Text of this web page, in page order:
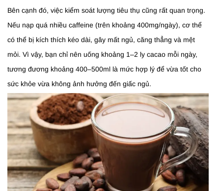
Bên cạnh đó, việc kiểm soát lượng tiêu thụ cũng rất quan trọng.
Nếu nạp quá nhiều caffeine (trên khoảng 400mg/ngày), cơ thể
có thể bị kích thích kéo dài, gây mất ngủ, căng thẳng và mệt
mỏi. Vì vậy, bạn chỉ nên uống khoảng 1–2 ly cacao mỗi ngày,
tương đương khoảng 400–500ml là mức hợp lý để vừa tốt cho
sức khỏe vừa không ảnh hưởng đến giấc ngủ.